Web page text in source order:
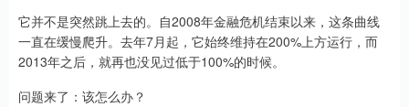
它并不是突然跳上去的。自2008年金融危机结束以来，这条曲线
一直在缓慢爬升。去年7月起，它始终维持在200%上方运行，而
2013年之后，就再也没见过低于100%的时候。
问题来了：该怎么办？